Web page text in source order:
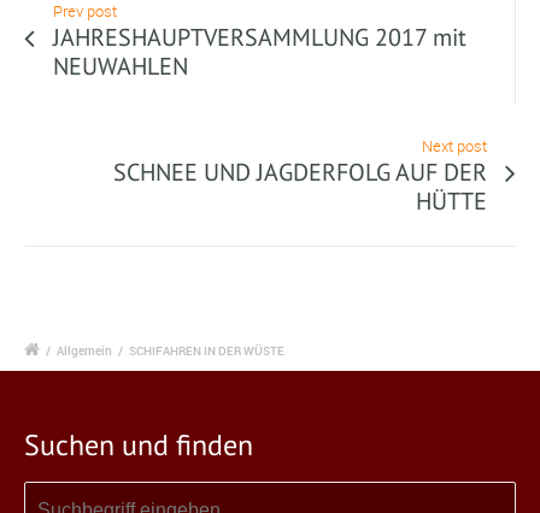
Prev post
JAHRESHAUPTVERSAMMLUNG 2017 mit
NEUWAHLEN
Next post
SCHNEE UND JAGDERFOLG AUF DER
HÜTTE
/ Allgemein / SCHIFAHREN IN DER WÜSTE
Suchen und finden